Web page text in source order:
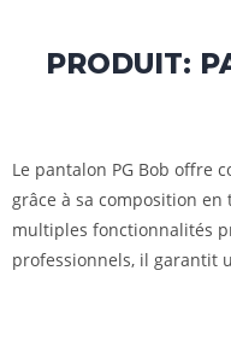
PRODUIT:
Le pantalon PG Bob offre
grâce à sa composition
multiples fonctionnalités
professionnels, il garantit